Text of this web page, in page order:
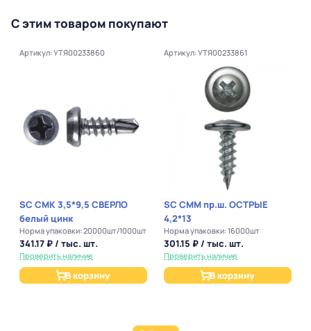
С этим товаром покупают
Артикул: УТЯ00233860
SC СМК 3,5*9,5 СВЕРЛО
белый цинк
Норма упаковки: 20000шт/1000шт
341.17 ₽ / тыс. шт.
Проверить наличие
В корзину
Артикул: УТЯ00233861
SC СММ пр.ш. ОСТРЫЕ
4,2*13
Норма упаковки: 16000шт
301.15 ₽ / тыс. шт.
Проверить наличие
В корзину